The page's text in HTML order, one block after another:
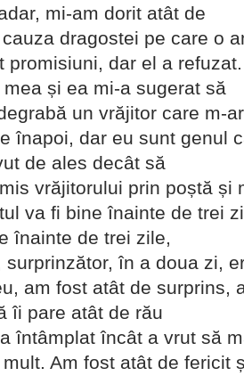
mi-am dorit atât de
dragostei pe care o
promisiuni, dar el a
și ea mi-a sugerat să
un vrăjitor care m-
înapoi, dar eu sunt genul
de ales decât să
vrăjitorului prin poștă și
va fi bine înainte de trei
înainte de trei zile,
surprinzător, în a doua zi,
am fost atât de surprins,
îi pare atât de rău
întâmplat încât a vrut să
Am fost atât de fericit